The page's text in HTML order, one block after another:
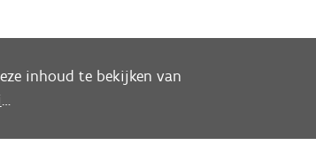
inhoud te bekijken van
https://www.youtube.com/embed/DiOIdFEnlXk?autoplay=0&start=0&rel=0